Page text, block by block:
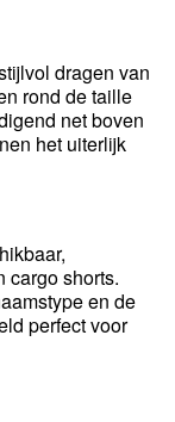
dragen van
rond de taille
net boven
het uiterlijk
cargo shorts.
en de
perfect voor